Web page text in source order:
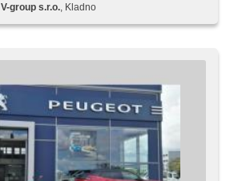
V-group s.r.o. , Kladno